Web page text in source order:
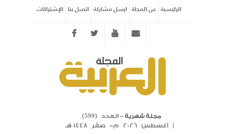
الرئيسية عن المجلة ارسل مشاركة اتصل بنا الإشتراكات
Twitter youtube
مجلة شهرية- العدد ( 599
)
| أغسطس 2026 م- صفر 1448 هـ